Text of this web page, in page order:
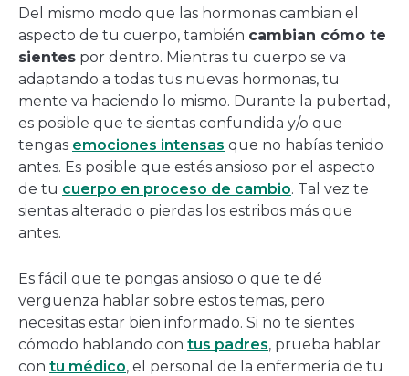
Del mismo modo que las hormonas cambian el
aspecto de tu cuerpo, también cambian cómo te
sientes por dentro. Mientras tu cuerpo se va
adaptando a todas tus nuevas hormonas, tu
mente va haciendo lo mismo. Durante la pubertad,
es posible que te sientas confundida y/o que
tengas emociones intensas que no habías tenido
antes. Es posible que estés ansioso por el aspecto
de tu cuerpo en proceso de cambio. Tal vez te
sientas alterado o pierdas los estribos más que
antes.
Es fácil que te pongas ansioso o que te dé
vergüenza hablar sobre estos temas, pero
necesitas estar bien informado. Si no te sientes
cómodo hablando con tus padres, prueba hablar
con tu médico, el personal de la enfermería de tu